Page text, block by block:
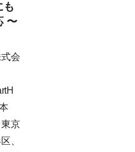
も
〜
会
京
、